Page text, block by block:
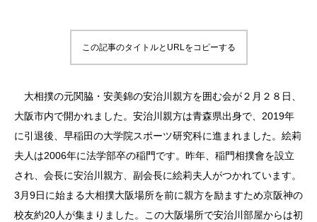
この記事のタイトルとURLをコピーする
大相撲の元関脇・安美錦の安治川親方を囲む会が２月２８日、
大阪市内で開かれました。安治川親方は青森県出身で、2019年
に引退後、早稲田の大学院スポーツ研究科に進まれました。絵莉
夫人は2006年に法学部卒の稲門です。昨年、稲門相撲會を設立
され、会長に安治川親方、副会長に絵莉夫人がつかれています。
3月9日に始まる大相撲大阪場所を前に親方を励ますため京阪神の
校友約20人が集まりました。この大阪場所で安治川部屋からは初